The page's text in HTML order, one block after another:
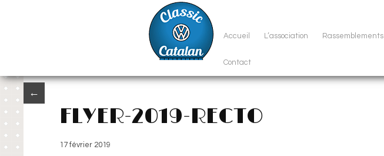
Accueil L’association Rassemblements
Contact
←
FLYER-2019-RECTO
17 février 2019